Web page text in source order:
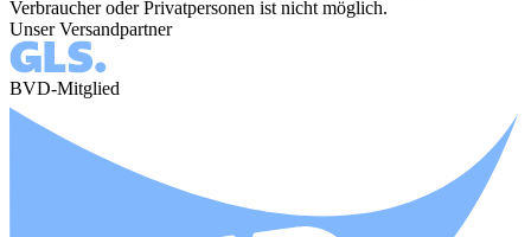
Verbraucher oder Privatpersonen ist nicht möglich.
Unser Versandpartner
BVD-Mitglied